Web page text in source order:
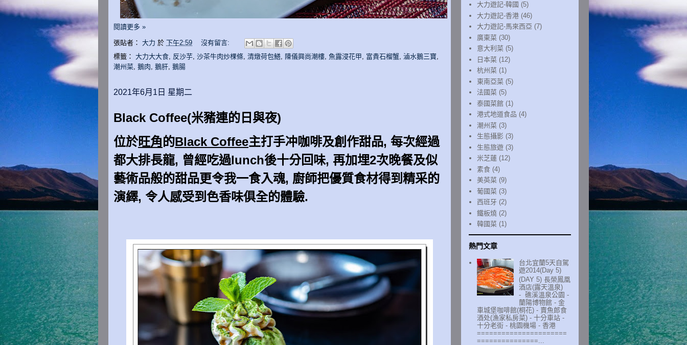
閱讀更多 »
張貼者： 大力 於 下午2:59
沒有留言:
標籤： 大力大大食, 反沙芋, 沙茶牛肉炒棵條, 清燉荷包鱔, 陳儀興尚潮樓, 魚露浸花甲, 富貴石榴蟹, 滷水鵝三寶,
潮州菜, 鵝肉, 鵝肝, 鵝腸
2021年6月1日 星期二
Black Coffee(米豬連的日與夜)
位於旺角的Black Coffee主打手冲咖啡及創作甜品, 每次經過
都大排長龍, 曾經吃過lunch後十分回味, 再加埋2次晚餐及似
藝術品般的甜品更令我一食入魂, 廚師把優質食材得到 精采的
演繹, 令人感受到色香味俱全的體驗.
大力遊記-韓國 (5)
大力遊記-香港 (46)
大力遊記-馬來西亞 (7)
廣東菜 (30)
意大利菜 (5)
日本菜 (12)
杭州菜 (1)
東南亞菜 (5)
法國菜 (5)
泰國菜館 (1)
港式地道食品 (4)
潮州菜 (3)
生態攝影 (3)
生態旅遊 (3)
米芝蓮 (12)
素食 (4)
美英菜 (9)
葡國菜 (3)
西班牙 (2)
鐵板燒 (2)
韓國菜 (1)
熱門文章
台北宜蘭5天自駕
遊2014(Day 5)
(DAY 5) 長榮鳳凰
酒店(露天溫泉)
- 礁溪溫泉公園 -
蘭陽博物館 - 金
車城堡咖啡館(桐花) - 賣魚郎食
酒处(漁家私房菜) - 十分車站 -
十分老街 - 桃園機場 - 香港
======================
===============...